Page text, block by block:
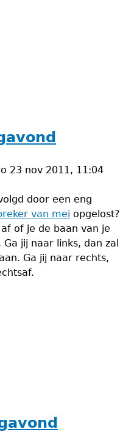
23 nov 2011, 11:04
door een eng
van mei opgelost?
of je de baan van je
jij naar links, dan zal
Ga jij naar rechts,